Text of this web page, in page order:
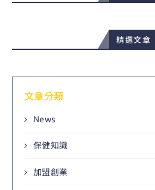
精選文章
文章分類
News
保健知識
加盟創業